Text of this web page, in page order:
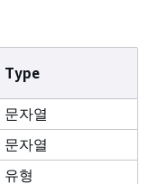
Type
문자열
문자열
유형